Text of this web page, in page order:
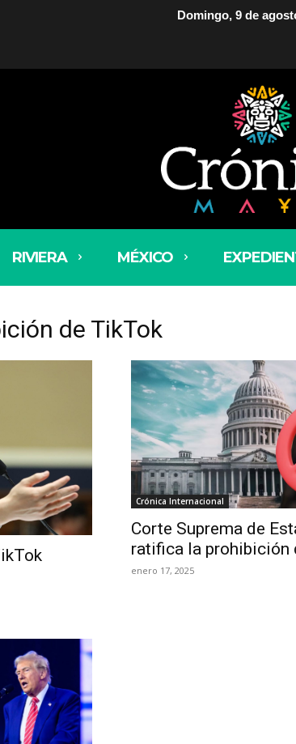
Domingo, 9 de
RIVIERA MÉXICO
de TikTok
Crónica Internacional
Corte Suprema de
ratifica la prohibición
enero 17, 2025